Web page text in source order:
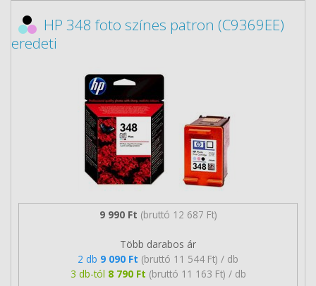
HP 348 foto színes patron (C9369EE)
eredeti
9 990 Ft (bruttó 12 687 Ft)
Több darabos ár
2 db 9 090 Ft (bruttó 11 544 Ft) / db
3 db-tól 8 790 Ft (bruttó 11 163 Ft) / db